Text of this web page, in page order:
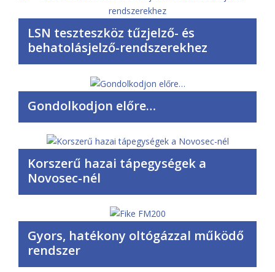
LSN teszteszköz tűzjelző- és
behatolásjelző-rendszerekhez
Gondolkodjon előre…
Korszerű hazai tápegységek a
Novosec-nél
Gyors, hatékony oltógázzal működő
rendszer